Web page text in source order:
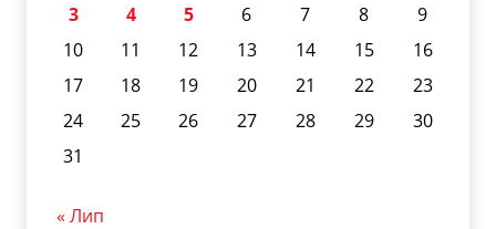
3
4 5 6 7 8
9
10
11 12 13 14 15
16
17
18 19 20 21 22
23
24
25 26 27 28 29
30
31
« Лип